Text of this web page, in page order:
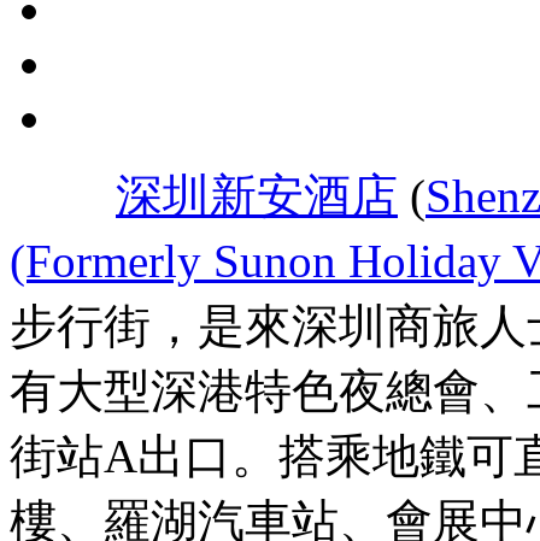
深圳新安酒店 (
(Formerly Sunon Holiday
步行街，是來深圳商旅
有大型深港特色夜總會
街站A出口。搭乘地鐵可
樓、羅湖汽車站、會展